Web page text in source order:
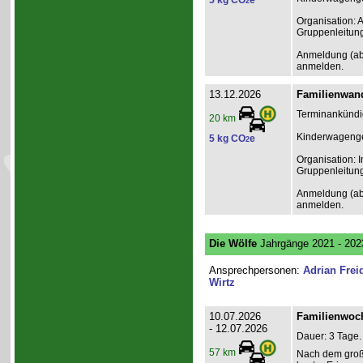
Organisation:
Anmeldung
anmelden.
13.12.2026
20 km
5 kg CO2e
Organisation:
Anmeldung
anmelden.
Die WölfeJahrgänge 2021 -
Ansprechpersonen: Adrian
Wirtz
10.07.2026
- 12.07.2026
57 km
Dauer: 3 Tage.
Nach dem